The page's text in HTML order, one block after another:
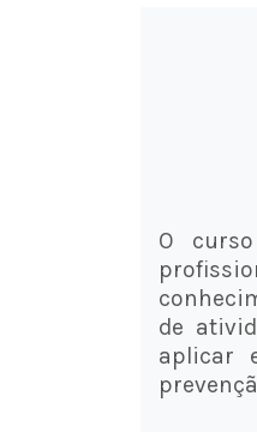
O
de
aplicar